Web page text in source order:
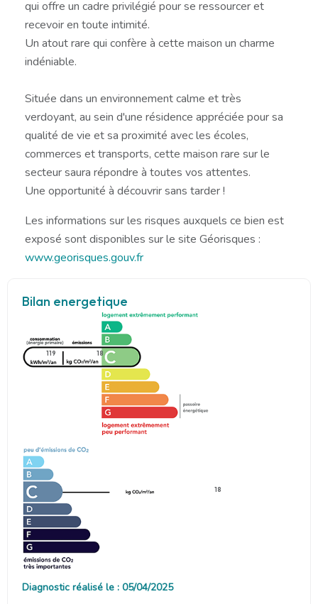
qui offre un cadre privilégié pour se ressourcer et
recevoir en toute intimité.
Un atout rare qui confère à cette maison un charme
indéniable.
Située dans un environnement calme et très
verdoyant, au sein d'une résidence appréciée pour sa
qualité de vie et sa proximité avec les écoles,
commerces et transports, cette maison rare sur le
secteur saura répondre à toutes vos attentes.
Une opportunité à découvrir sans tarder !
Les informations sur les risques auxquels ce bien est
exposé sont disponibles sur le site Géorisques :
www.georisques.gouv.fr
Bilan energetique
119 18
18
Diagnostic réalisé le : 05/04/2025